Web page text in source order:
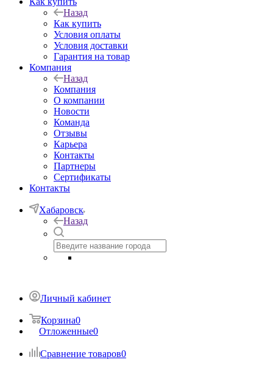
Назад
Как купить
Условия оплаты
Условия доставки
Гарантия на товар
Компания
Назад
Компания
О компании
Новости
Команда
Отзывы
Карьера
Контакты
Партнеры
Сертификаты
Контакты
Хабаровск
Назад
Личный кабинет
Корзина0
Отложенные0
Сравнение товаров0